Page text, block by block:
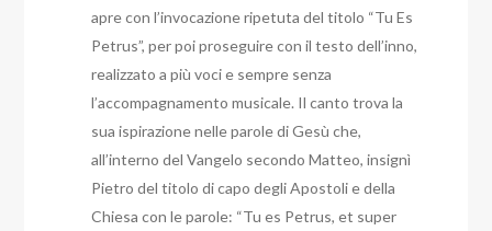
apre con l’invocazione ripetuta del titolo “Tu Es
Petrus”, per poi proseguire con il testo dell’inno,
realizzato a più voci e sempre senza
l’accompagnamento musicale. Il canto trova la
sua ispirazione nelle parole di Gesù che,
all’interno del Vangelo secondo Matteo, insignì
Pietro del titolo di capo degli Apostoli e della
Chiesa con le parole: “Tu es Petrus, et super